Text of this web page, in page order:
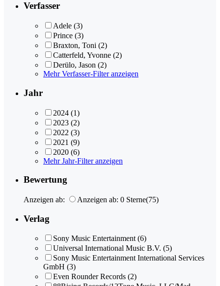
Verfasser
Adele (3)
Prince (3)
Braxton, Toni (2)
Catterfeld, Yvonne (2)
Derülo, Jason (2)
Mehr Verfasser-Filter anzeigen
Jahr
2024 (1)
2023 (2)
2022 (3)
2021 (9)
2020 (6)
Mehr Jahr-Filter anzeigen
Bewertung
Anzeigen ab: Anzeigen ab: 0 Sterne(75)
Verlag
Sony Music Entertainment (6)
Universal International Music B.V. (5)
Sony Music Entertainment International Services
GmbH (3)
Even Rounder Records (2)